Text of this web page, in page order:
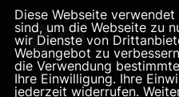
Diese Webseite
sind, um die Webseite zu
wir Dienste von
Webangebot zu
die Verwendung
Ihre Einwilligung. Ihre
jederzeit widerrufen.